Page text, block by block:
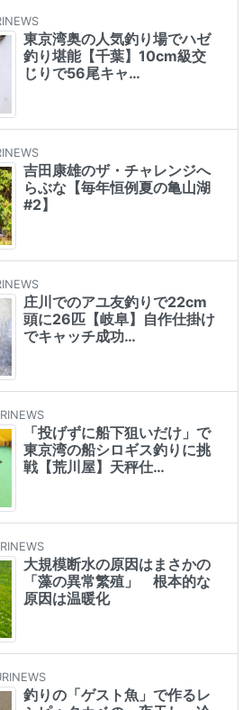
東京湾奥の人気釣り場でハゼ
釣り堪能【千葉】10cm級交
じりで56尾キャ…
吉田康雄のザ・チャレンジへ
らぶな【毎年恒例夏の亀山湖
#2】
庄川でのアユ友釣りで22cm
頭に26匹【岐阜】自作仕掛け
でキャッチ成功…
「投げずに船下狙いだけ」で
東京湾の船シロギス釣りに挑
戦【荒川屋】天秤仕…
大規模断水の原因はまさかの
「藻の異常繁殖」 根本的な
原因は温暖化
釣りの「ゲスト魚」で作るレ